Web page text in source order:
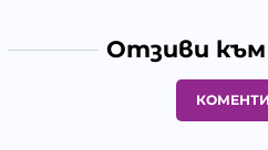
Отзиви